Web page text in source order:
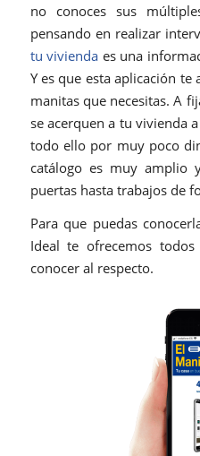
no conoces sus
pensando en realizar
tu vivienda es una
Y es que esta aplicación
manitas que necesitas. A
se acerquen a tu vivienda
todo ello por muy poco
catálogo es muy amplio
puertas hasta trabajos de
Para que puedas
Ideal te ofrecemos
conocer al respecto.